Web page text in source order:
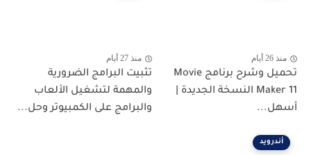
منذ 26 أيام
تحميل وشرح برنامج Movie
Maker 11 النسخة الجديدة |
أسهل...
منذ 27 أيام
تثبيت البرامج الضرورية
والمهمة لتشغيل الألعاب
والبرامج على الكمبيوتر وحل...
أندرويد